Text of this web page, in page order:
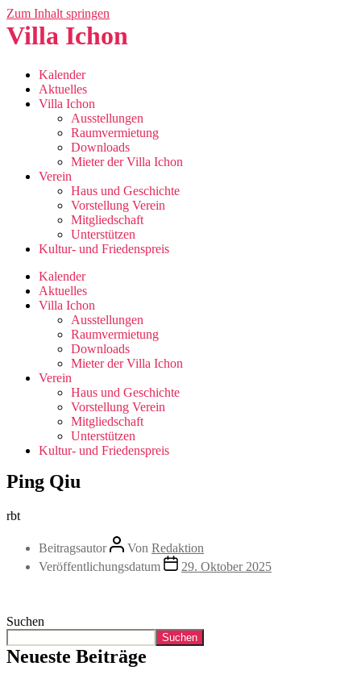
Zum Inhalt springen
Villa Ichon
Kalender
Aktuelles
Villa Ichon
Ausstellungen
Raumvermietung
Downloads
Mieter der Villa Ichon
Verein
Haus und Geschichte
Vorstellung Verein
Mitgliedschaft
Unterstützen
Kultur- und Friedenspreis
Kalender
Aktuelles
Villa Ichon
Ausstellungen
Raumvermietung
Downloads
Mieter der Villa Ichon
Verein
Haus und Geschichte
Vorstellung Verein
Mitgliedschaft
Unterstützen
Kultur- und Friedenspreis
Ping Qiu
rbt
Beitragsautor Von Redaktion
Veröffentlichungsdatum
29. Oktober 2025
Suchen
Suchen
Neueste Beiträge